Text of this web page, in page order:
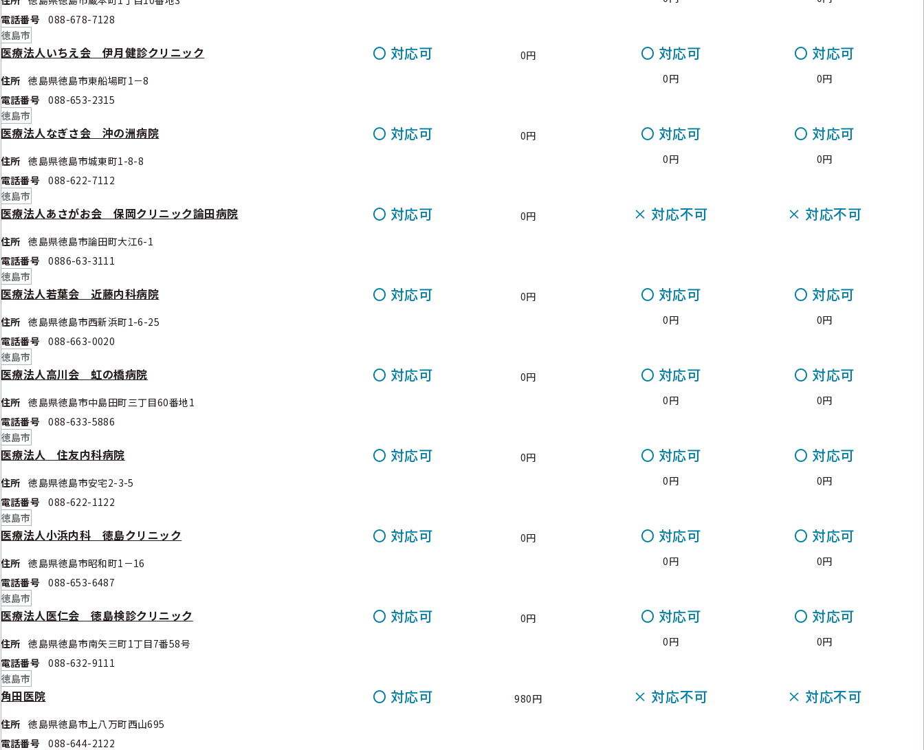
電話番号
088-678-7128
徳島市
医療法人いちえ会 伊月健診クリニック
住所
徳島県徳島市東船場町1－8
電話番号
088-653-2315
〇 対応可 0円 〇 対応可
0円
〇 対応可
0円
徳島市
医療法人なぎさ会 沖の洲病院
住所
徳島県徳島市城東町1-8-8
電話番号
088-622-7112
〇 対応可 0円 〇 対応可
0円
〇 対応可
0円
徳島市
医療法人あさがお会 保岡クリニック論田病院
住所
徳島県徳島市論田町大江6-1
電話番号
0886-63-3111
〇 対応可 0円 × 対応不可 × 対応不可
徳島市
医療法人若葉会 近藤内科病院
住所
徳島県徳島市西新浜町1-6-25
電話番号
088-663-0020
〇 対応可 0円 〇 対応可
0円
〇 対応可
0円
徳島市
医療法人高川会 虹の橋病院
住所
徳島県徳島市中島田町三丁目60番地1
電話番号
088-633-5886
〇 対応可 0円 〇 対応可
0円
〇 対応可
0円
徳島市
医療法人 住友内科病院
住所
徳島県徳島市安宅2-3-5
電話番号
088-622-1122
〇 対応可 0円 〇 対応可
0円
〇 対応可
0円
徳島市
医療法人小浜内科 徳島クリニック
住所
徳島県徳島市昭和町1－16
電話番号
088-653-6487
〇 対応可 0円 〇 対応可
0円
〇 対応可
0円
徳島市
医療法人医仁会 徳島検診クリニック
住所
徳島県徳島市南矢三町1丁目7番58号
電話番号
088-632-9111
〇 対応可 0円 〇 対応可
0円
〇 対応可
0円
徳島市
角田医院
住所
徳島県徳島市上八万町西山695
電話番号
088-644-2122
〇 対応可 980円 × 対応不可 × 対応不可